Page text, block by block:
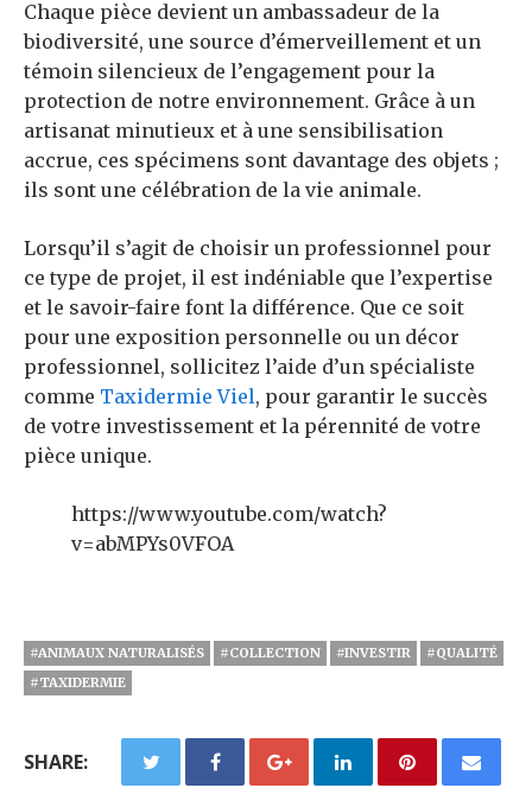
Chaque pièce devient un ambassadeur de la
biodiversité, une source d’émerveillement et un
témoin silencieux de l’engagement pour la
protection de notre environnement. Grâce à un
artisanat minutieux et à une sensibilisation
accrue, ces spécimens sont davantage des objets ;
ils sont une célébration de la vie animale.
Lorsqu’il s’agit de choisir un professionnel pour
ce type de projet, il est indéniable que l’expertise
et le savoir-faire font la différence. Que ce soit
pour une exposition personnelle ou un décor
professionnel, sollicitez l’aide d’un spécialiste
comme Taxidermie Viel, pour garantir le succès
de votre investissement et la pérennité de votre
pièce unique.
https://www.youtube.com/watch?
v=abMPYs0VFOA
#ANIMAUX NATURALISÉS #COLLECTION #INVESTIR
#QUALITÉ
#TAXIDERMIE
SHARE: